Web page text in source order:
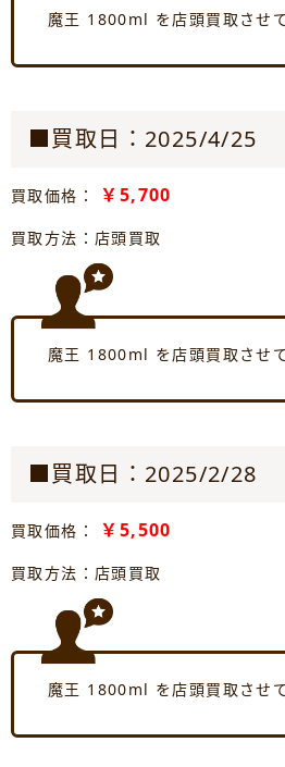
魔王 1800ml を店頭買取させ
■買取日：2025/4/25
買取価格： ￥5,700
買取方法：店頭買取
魔王 1800ml を店頭買取させ
■買取日：2025/2/28
買取価格： ￥5,500
買取方法：店頭買取
魔王 1800ml を店頭買取させ